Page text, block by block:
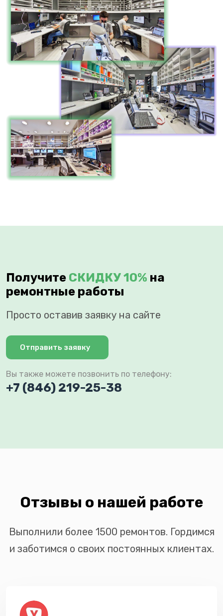
Получите СКИДКУ 10% на
ремонтные работы
Просто оставив заявку на сайте
Отправить заявку
Вы также можете позвонить по телефону:
+7 (846) 219-25-38
Отзывы о нашей работе
Выполнили более 1500 ремонтов. Гордимся
и заботимся о своих постоянных клиентах.